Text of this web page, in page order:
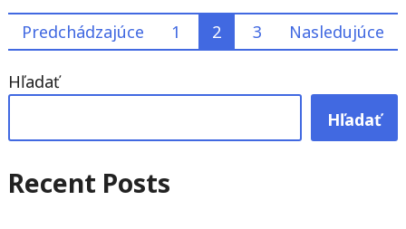
mačky:
Čo
odhaľuje
svete
fyziky?"
Stránkovanie
príspevkov
Predchádzajúce 1 2 3 Nasledujúce
Hľadať
Hľadať
Recent Posts